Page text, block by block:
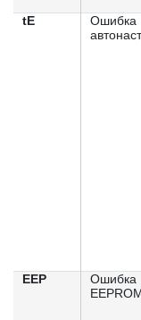
tE
Ошибка
EEP
Ошибка